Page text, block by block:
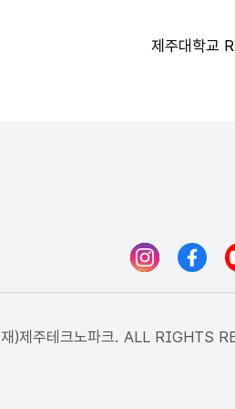
제주대학교
)제주테크노파크. ALL RIGHTS